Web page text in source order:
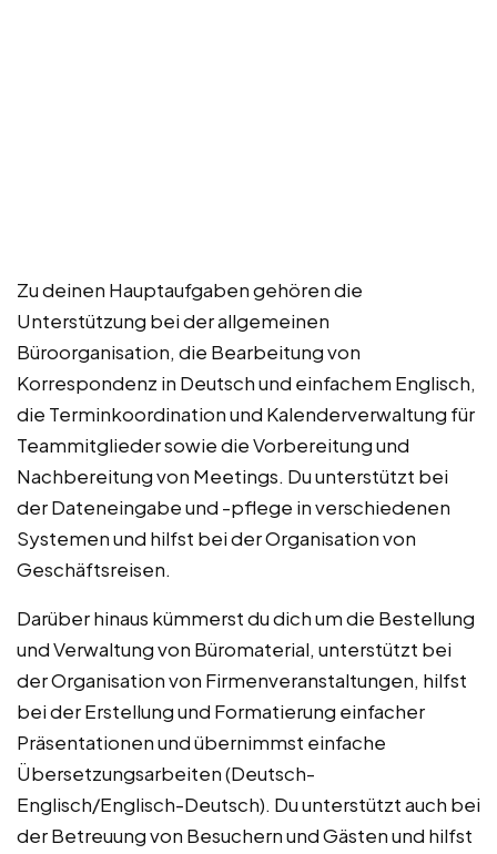
Zu deinen Hauptaufgaben gehören die
Unterstützung bei der allgemeinen
Büroorganisation, die Bearbeitung von
Korrespondenz in Deutsch und einfachem Englisch,
die Terminkoordination und Kalenderverwaltung für
Teammitglieder sowie die Vorbereitung und
Nachbereitung von Meetings. Du unterstützt bei
der Dateneingabe und -pflege in verschiedenen
Systemen und hilfst bei der Organisation von
Geschäftsreisen.
Darüber hinaus kümmerst du dich um die Bestellung
und Verwaltung von Büromaterial, unterstützt bei
der Organisation von Firmenveranstaltungen, hilfst
bei der Erstellung und Formatierung einfacher
Präsentationen und übernimmst einfache
Übersetzungsarbeiten (Deutsch-
Englisch/Englisch-Deutsch). Du unterstützt auch bei
der Betreuung von Besuchern und Gästen und hilfst